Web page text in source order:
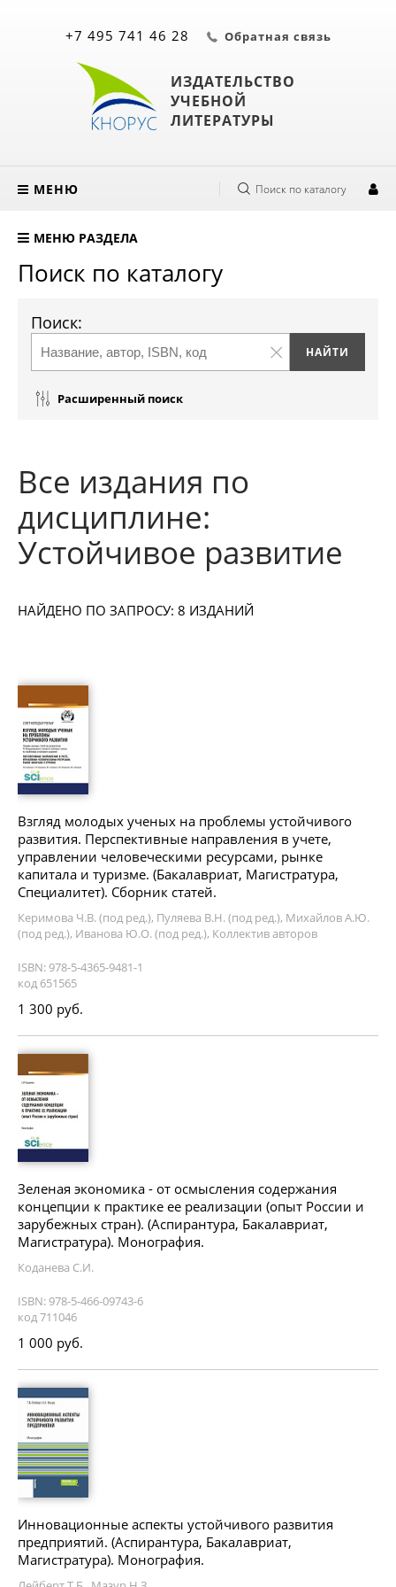
ИЗДАТЕЛЬСТВО
УЧЕБНОЙ
ЛИТЕРАТУРЫ
+7 495 741 46 28 Обратная связь
МЕНЮ Поиск по каталогу
МЕНЮ РАЗДЕЛА
Поиск по каталогу
Поиск:
Расширенный поиск
Все издания по
дисциплине:
Устойчивое развитие
НАЙДЕНО ПО ЗАПРОСУ: 8 ИЗДАНИЙ
Взгляд молодых ученых на проблемы устойчивого
развития. Перспективные направления в учете,
управлении человеческими ресурсами, рынке
капитала и туризме. (Бакалавриат, Магистратура,
Специалитет). Сборник статей.
Керимова Ч.В. (под ред.), Пуляева В.Н. (под ред.), Михайлов А.Ю.
(под ред.), Иванова Ю.О. (под ред.), Коллектив авторов
ISBN: 978-5-4365-9481-1
код 651565
1 300 руб.
Зеленая экономика - от осмысления содержания
концепции к практике ее реализации (опыт России и
зарубежных стран). (Аспирантура, Бакалавриат,
Магистратура). Монография.
Коданева С.И.
ISBN: 978-5-466-09743-6
код 711046
1 000 руб.
Инновационные аспекты устойчивого развития
предприятий. (Аспирантура, Бакалавриат,
Магистратура). Монография.